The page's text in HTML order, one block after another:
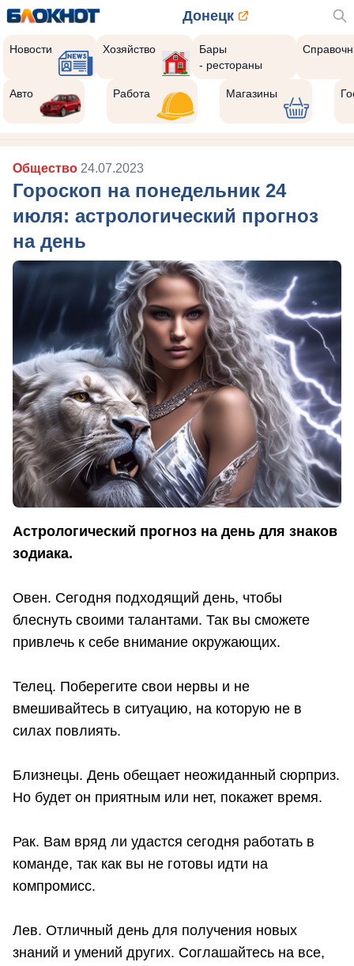
Донецк
Новости Хозяйство
Бары
- рестораны
Авто Работа Магазины
Общество 24.07.2023
Гороскоп на понедельник 24
июля: астрологический прогноз
на день
Астрологический прогноз на день для знаков
зодиака.
Овен. Сегодня подходящий день, чтобы
блеснуть своими талантами. Так вы сможете
привлечь к себе внимание окружающих.
Телец. Поберегите свои нервы и не
вмешивайтесь в ситуацию, на которую не в
силах повлиять.
Близнецы. День обещает неожиданный сюрприз.
Но будет он приятным или нет, покажет время.
Рак. Вам вряд ли удастся сегодня работать в
команде, так как вы не готовы идти на
компромисс.
Лев. Отличный день для получения новых
знаний и умений других. Соглашайтесь на все,